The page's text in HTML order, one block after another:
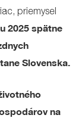
priemysel
2025 spätne
Slovenska.
na